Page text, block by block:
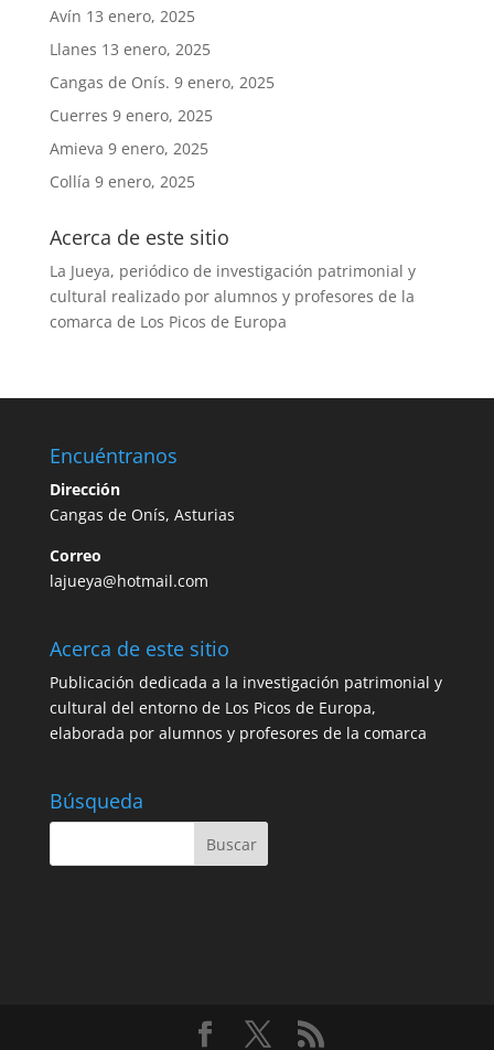
Avín 13 enero, 2025
Llanes 13 enero, 2025
Cangas de Onís. 9 enero, 2025
Cuerres 9 enero, 2025
Amieva 9 enero, 2025
Collía 9 enero, 2025
Acerca de este sitio
La Jueya, periódico de investigación patrimonial y
cultural realizado por alumnos y profesores de la
comarca de Los Picos de Europa
Encuéntranos
Dirección
Cangas de Onís, Asturias
Correo
lajueya@hotmail.com
Acerca de este sitio
Publicación dedicada a la investigación patrimonial y
cultural del entorno de Los Picos de Europa,
elaborada por alumnos y profesores de la comarca
Búsqueda